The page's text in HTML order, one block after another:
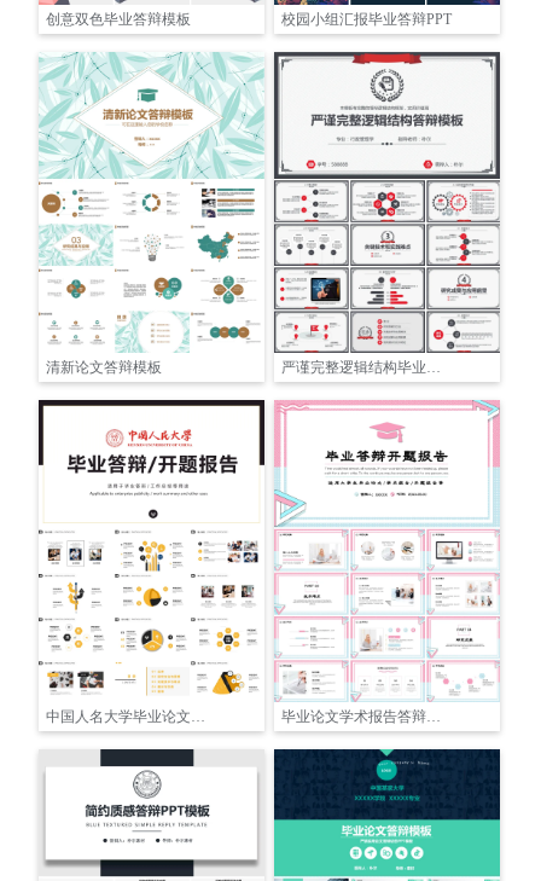
创意双色毕业答辩模板 校园小组汇报毕业答辩PPT
清新论文答辩模板 严谨完整逻辑结构毕业论文答辩模板
中国人名大学毕业论文答辩开题报告PPT 毕业论文学术报告答辩开题报告